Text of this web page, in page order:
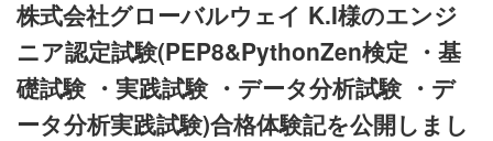
株式会社グローバルウェイ K.I様のエンジ
ニア認定試験(PEP8&PythonZen検定 ・基
礎試験 ・実践試験 ・データ分析試験 ・デ
ータ分析実践試験)合格体験記を公開しまし